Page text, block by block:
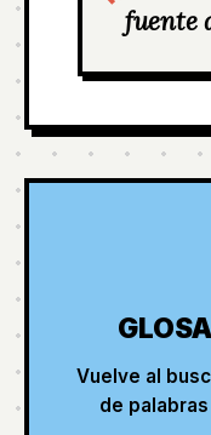
fuente
Vuelve al
de